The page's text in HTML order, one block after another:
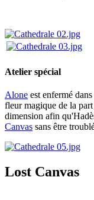
Atelier spécial
Alone est enfermé
fleur magique de la
dimension afin
Canvas sans être
Lost Canvas